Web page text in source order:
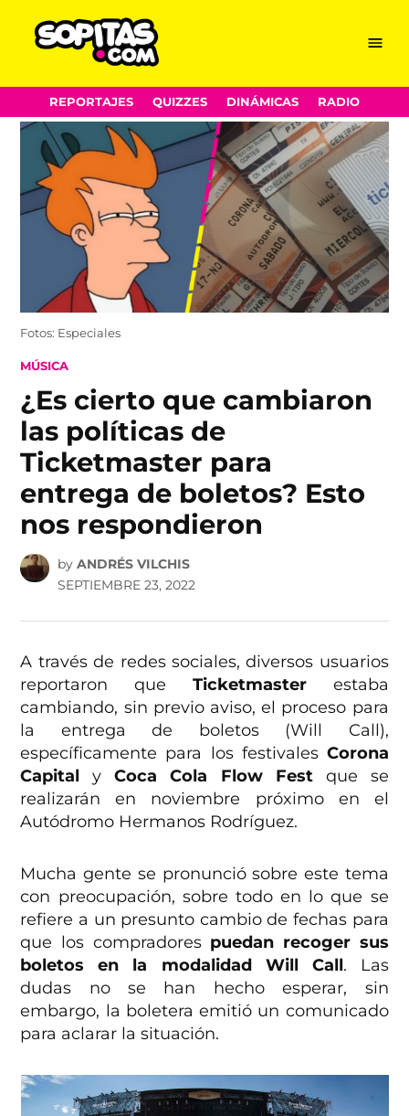
Skip
to
content
Menu
REPORTAJES QUIZZES DINÁMICAS RADIO
Fotos: Especiales
POSTED
MÚSICA
¿Es cierto que cambiaron
las políticas de
Ticketmaster para
entrega de boletos? Esto
nos respondieron
by ANDRÉS VILCHIS
SEPTIEMBRE 23, 2022
A través de redes sociales, diversos usuarios
reportaron que Ticketmasterestaba
cambiando, sin previo aviso, el proceso para
la entrega de boletos (Will Call),
específicamente para los festivales Corona
Capitaly Coca Cola Flow Festque se
realizarán en noviembre próximo en el
Autódromo Hermanos Rodríguez.
Mucha gente se pronunció sobre este tema
con preocupación, sobre todo en lo que se
refiere a un presunto cambio de fechas para
que los compradores puedan recoger sus
boletos en la modalidad Will Call. Las
dudas no se han hecho esperar, sin
embargo, la boletera emitió un comunicado
para aclarar la situación.